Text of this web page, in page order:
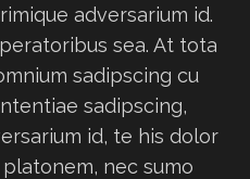
adversarium id.
sea. At tota
sadipscing cu
sadipscing,
id, te his dolor
nec sumo